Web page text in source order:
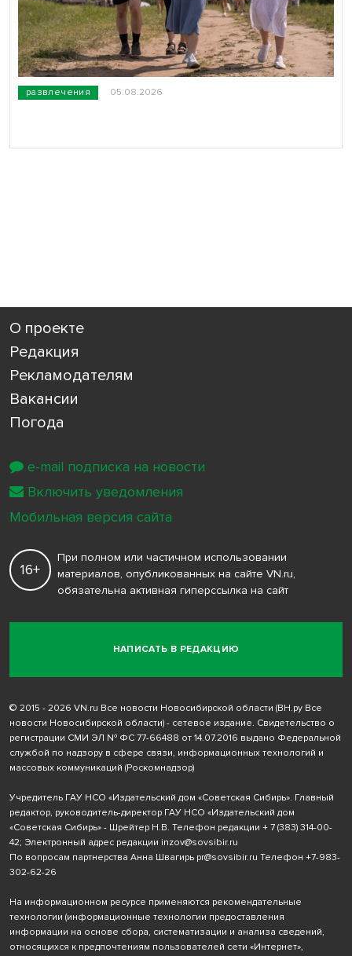
развлечения 05.08.2026
О проекте
Редакция
Рекламодателям
Вакансии
Погода
НАПИСАТЬ В РЕДАКЦИЮ
16+
При полном или частичном использовании
материалов, опубликованных на сайте VN.ru,
обязательна активная гиперссылка на сайт
© 2015 - 2026 VN.ru Все новости Новосибирской области (ВН.ру Все
новости Новосибирской области) - сетевое издание. Свидетельство о
регистрации СМИ ЭЛ № ФС 77-66488 от 14.07.2016 выдано Федеральной
службой по надзору в сфере связи, информационных технологий и
массовых коммуникаций (Роскомнадзор)
Учредитель ГАУ НСО «Издательский дом «Советская Сибирь». Главный
редактор, руководитель-директор ГАУ НСО «Издательский дом
«Советская Сибирь» - Шрейтер Н.В. Телефон редакции + 7 (383) 314-00-
42; Электронный адрес редакции inzov@sovsibir.ru
По вопросам партнерства Анна Швагирь pr@sovsibir.ru Телефон +7-983-
302-62-26
На информационном ресурсе применяются рекомендательные
технологии (информационные технологии предоставления
информации на основе сбора, систематизации и анализа сведений,
относящихся к предпочтениям пользователей сети «Интернет»,
e-mail подписка на новости
Включить уведомления
Мобильная версия сайта